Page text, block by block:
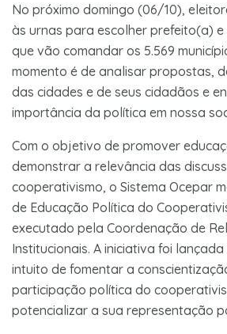
No próximo domingo (06/10),
às urnas para escolher prefeito(a)
que vão comandar os 5.569
momento é de analisar propostas,
das cidades e de seus cidadãos e
importância da política em nossa
Com o objetivo de promover
demonstrar a relevância das
cooperativismo, o Sistema Ocepar
de Educação Política do
executado pela Coordenação de
Institucionais. A iniciativa foi lançada
intuito de fomentar a
participação política do
potencializar a sua representação